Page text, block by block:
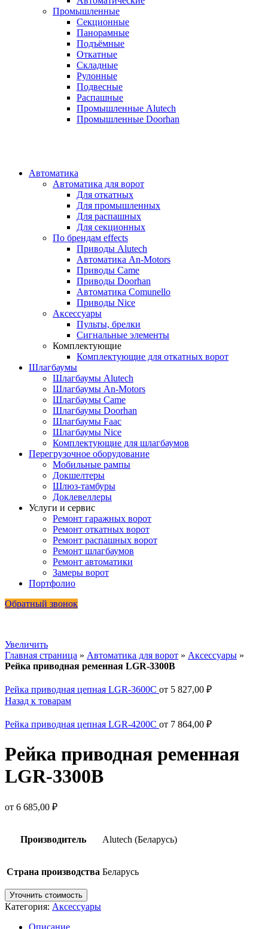
Промышленные
Секционные
Панорамные
Подъёмные
Откатные
Складные
Рулонные
Подвесные
Распашные
Промышленные Alutech
Промышленные Doorhan
Автоматика
Автоматика для ворот
Для откатных
Для промышленных
Для распашных
Для секционных
По брендам effects
Приводы Alutech
Автоматика An-Motors
Приводы Came
Приводы Doorhan
Автоматика Comunello
Приводы Nice
Аксессуары
Пульты, брелки
Сигнальные элементы
Комплектующие
Комплектующие для откатных ворот
Шлагбаумы
Шлагбаумы Alutech
Шлагбаумы An-Motors
Шлагбаумы Came
Шлагбаумы Doorhan
Шлагбаумы Faac
Шлагбаумы Nice
Комплектующие для шлагбаумов
Перегрузочное оборудование
Мобильные рампы
Докшелтеры
Шлюз-тамбуры
Доклевеллеры
Услуги и сервис
Ремонт гаражных ворот
Ремонт откатных ворот
Ремонт распашных ворот
Ремонт шлагбаумов
Ремонт автоматики
Замеры ворот
Портфолио
Обратный звонок
Увеличить
Главная страница » Автоматика для ворот » Аксессуары »
Рейка приводная ременная LGR-3300B
Рейка приводная цепная LGR-3600C от 5 827,00 ₽
Назад к товарам
Рейка приводная цепная LGR-4200C от 7 864,00 ₽
Рейка приводная ременная
LGR-3300B
от 6 685,00 ₽
Производитель Alutech (Беларусь)
Страна производства Беларусь
Уточнить стоимость
Категория: Аксессуары